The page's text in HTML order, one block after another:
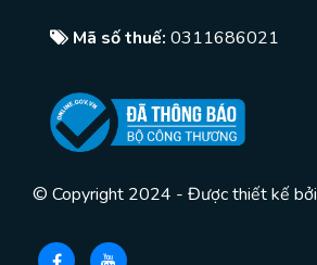
Mã số thuế: 0311686021
© Copyright 2024 - Được thiết kế bởi